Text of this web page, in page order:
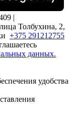
|
Толбухина, 2,
+375 291212755
данных.
удобства